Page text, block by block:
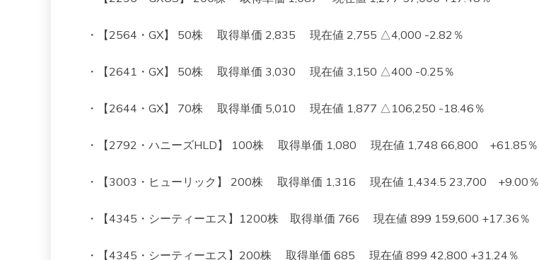
・【2564・GX】 50株 取得単価 2,835 現在値 2,755 △4,000 -2.82％
・【2641・GX】 50株 取得単価 3,030 現在値 3,150 △400 -0.25％
・【2644・GX】 70株 取得単価 5,010 現在値 1,877 △106,250 -18.46％
・【2792・ハニーズHLD】 100株 取得単価 1,080 現在値 1,748 66,800 +61.85％
・【3003・ヒューリック】 200株 取得単価 1,316 現在値 1,434.5 23,700 +9.00％
・【4345・シーティーエス】1200株 取得単価 766 現在値 899 159,600 +17.36％
・【4345・シーティーエス】200株 取得単価 685 現在値 899 42,800 +31.24％